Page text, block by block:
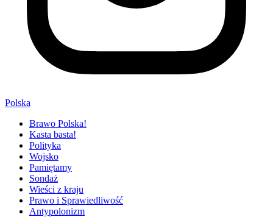
Polska
Brawo Polska!
Kasta basta!
Polityka
Wojsko
Pamiętamy
Sondaż
Wieści z kraju
Prawo i Sprawiedliwość
Antypolonizm